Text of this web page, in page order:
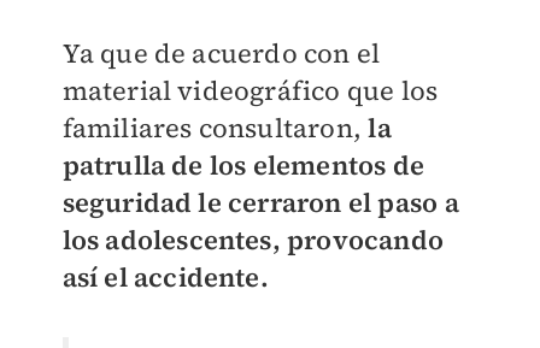
Ya que de acuerdo con el
material videográfico que los
familiares consultaron,la
patrulla de los elementos de
seguridad le cerraron el paso a
los adolescentes, provocando
así el accidente.